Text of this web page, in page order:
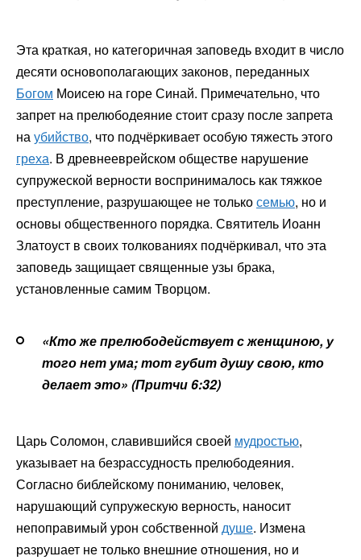
Эта краткая, но категоричная заповедь входит в число
десяти основополагающих законов, переданных
Богом Моисею на горе Синай. Примечательно, что
запрет на прелюбодеяние стоит сразу после запрета
на убийство, что подчёркивает особую тяжесть этого
греха. В древнееврейском обществе нарушение
супружеской верности воспринималось как тяжкое
преступление, разрушающее не толькосемью, но и
основы общественного порядка. Святитель Иоанн
Златоуст в своих толкованиях подчёркивал, что эта
заповедь защищает священные узы брака,
установленные самим Творцом.
«Кто же прелюбодействует с женщиною, у
того нет ума; тот губит душу свою, кто
делает это» (Притчи 6:32)
Царь Соломон, славившийся своей мудростью,
указывает на безрассудность прелюбодеяния.
Согласно библейскому пониманию, человек,
нарушающий супружескую верность, наносит
непоправимый урон собственной душе. Измена
разрушает не только внешние отношения, но и